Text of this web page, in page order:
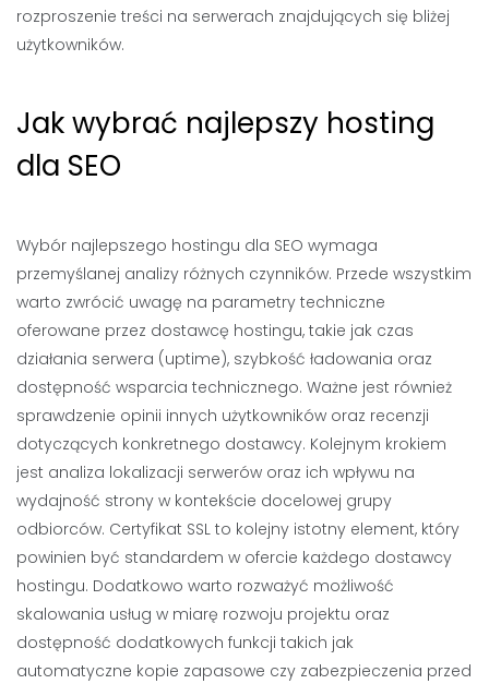
rozproszenie treści na serwerach znajdujących się bliżej
użytkowników.
Jak wybrać najlepszy hosting
dla SEO
Wybór najlepszego hostingu dla SEO wymaga
przemyślanej analizy różnych czynników. Przede wszystkim
warto zwrócić uwagę na parametry techniczne
oferowane przez dostawcę hostingu, takie jak czas
działania serwera (uptime), szybkość ładowania oraz
dostępność wsparcia technicznego. Ważne jest również
sprawdzenie opinii innych użytkowników oraz recenzji
dotyczących konkretnego dostawcy. Kolejnym krokiem
jest analiza lokalizacji serwerów oraz ich wpływu na
wydajność strony w kontekście docelowej grupy
odbiorców. Certyfikat SSL to kolejny istotny element, który
powinien być standardem w ofercie każdego dostawcy
hostingu. Dodatkowo warto rozważyć możliwość
skalowania usług w miarę rozwoju projektu oraz
dostępność dodatkowych funkcji takich jak
automatyczne kopie zapasowe czy zabezpieczenia przed